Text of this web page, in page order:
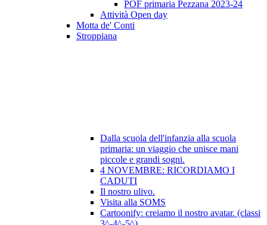
POF primaria Pezzana 2023-24
Attività Open day
Motta de' Conti
Stroppiana
Dalla scuola dell'infanzia alla scuola
primaria: un viaggio che unisce mani
piccole e grandi sogni.
4 NOVEMBRE: RICORDIAMO I
CADUTI
Il nostro ulivo.
Visita alla SOMS
Cartoonify: creiamo il nostro avatar. (classi